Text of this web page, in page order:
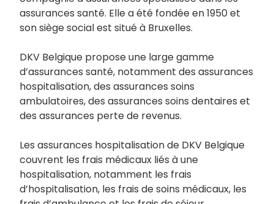
assurances santé. Elle a été fondée en 1950 et
son siège social est situé à Bruxelles.
DKV Belgique propose une large gamme
d’assurances santé, notamment des assurances
hospitalisation, des assurances soins
ambulatoires, des assurances soins dentaires et
des assurances perte de revenus.
Les assurances hospitalisation de DKV Belgique
couvrent les frais médicaux liés à une
hospitalisation, notamment les frais
d’hospitalisation, les frais de soins médicaux, les